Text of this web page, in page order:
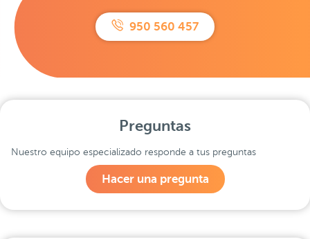
950 560 457
Preguntas
Nuestro equipo especializado responde a tus preguntas
Hacer una pregunta